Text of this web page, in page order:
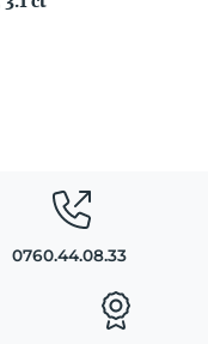
0760.44.08.33